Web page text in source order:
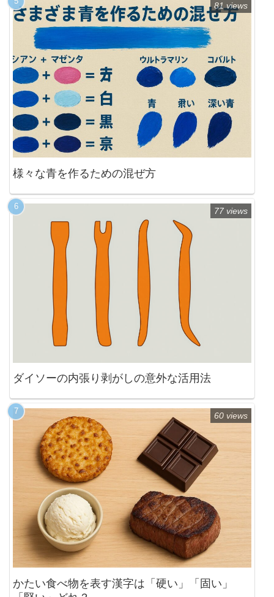
様々な青を作るための混ぜ方
81 views
ダイソーの内張り剥がしの意外な活用法
77 views
かたい食べ物を表す漢字は「硬い」「固い」
60 views